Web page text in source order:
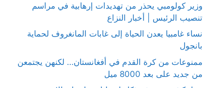
وزير كولومبي يحذر من تهديدات إرهابية في مراسم
تنصيب الرئيس | أخبار النزاع
نساء غامبيا يعدن الحياة إلى غابات المانغروف لحماية
بانجول
ممنوعات من كرة القدم في أفغانستان… لكنهن يجتمعن
من جديد على بعد 8000 ميل